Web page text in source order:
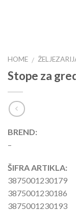
HOME /
Stope za
BREND:
–
ŠIFRA ARTIKLA: